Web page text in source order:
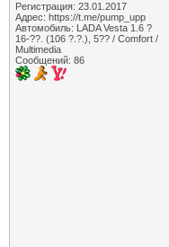
Регистрация: 23.01.2017
Адрес: https://t.me/pump_upp
Автомобиль: LADA Vesta 1.6 ?
16-??. (106 ?.?.), 5?? / Comfort /
Multimedia
Сообщений: 86